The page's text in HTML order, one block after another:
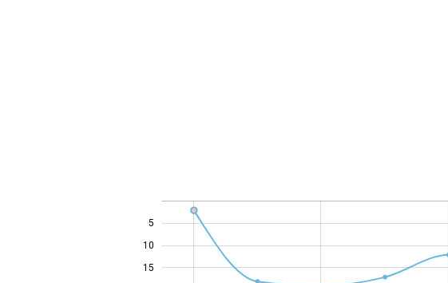
10
15
5